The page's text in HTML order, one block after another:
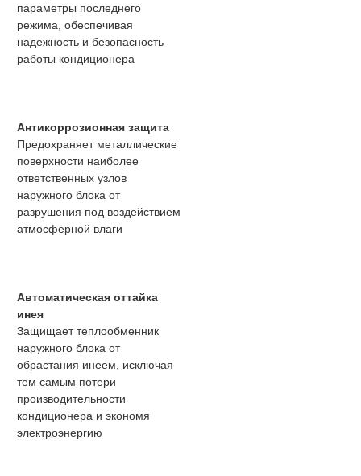
параметры последнего
режима, обеспечивая
надежность и безопасность
работы кондиционера
Антикоррозионная защита
Предохраняет металлические
поверхности наиболее
ответственных узлов
наружного блока от
разрушения под воздействием
атмосферной влаги
Автоматическая оттайка
инея
Защищает теплообменник
наружного блока от
обрастания инеем, исключая
тем самым потери
производительности
кондиционера и экономя
электроэнергию